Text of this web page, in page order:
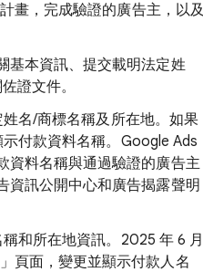
畫，完成驗證的廣告主，以及
基本資訊、提交載明法定姓
證文件。
名/商標名稱及所在地。如果
付款資料名稱。Google Ads
資料名稱與通過驗證的廣告主
資訊公開中心和廣告揭露聲明
和所在地資訊。2025 年 6 月
頁面，變更並顯示付款人名